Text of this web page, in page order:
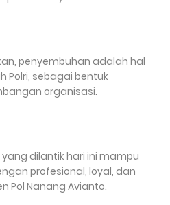
penyembuhan adalah hal
Polri, sebagai bentuk
organisasi.
dilantik hari ini mampu
profesional, loyal, dan
Pol Nanang Avianto.